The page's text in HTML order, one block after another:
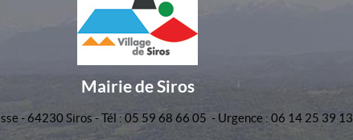
Mairie de Siros
- 64230 Siros - Tél : 05 59 68 66 05 - Urgence : 06 14 25 39 13